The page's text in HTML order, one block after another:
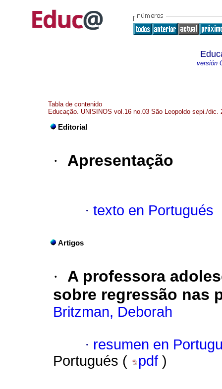
versión
Tabla de contenido
Educação. UNISINOS vol.16 no.03 São Leopoldo sepi./dic.
Editorial
· Apresentação
· texto en Portugués
Artigos
·
A professora
sobre regressão nas
Britzman, Deborah
· resumen en
Portugués (
pdf )